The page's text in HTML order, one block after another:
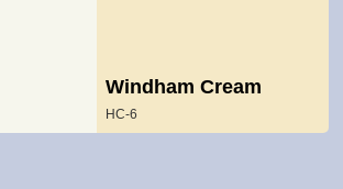
Windham Cream
HC-6